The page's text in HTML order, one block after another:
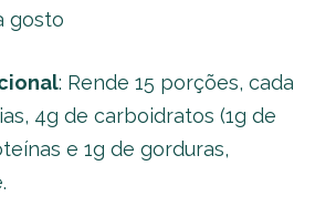
gosto
: Rende 15 porções, cada
4g de carboidratos (1g de
e 1g de gorduras,